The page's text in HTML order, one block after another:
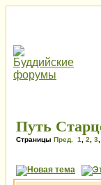
Путь
Страницы Пред. 1 2 3